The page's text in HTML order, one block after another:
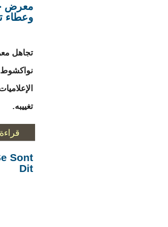
معرض
وعطاء
تجاهل
نواكشوط
تغييبه.
قراءة
Sont
Dit